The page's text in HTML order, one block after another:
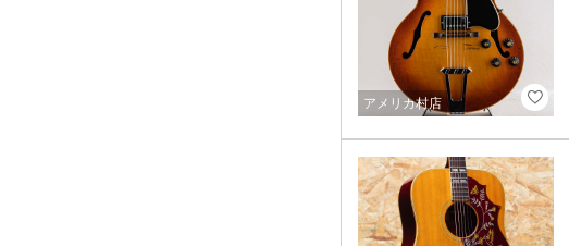
アメリカ村店